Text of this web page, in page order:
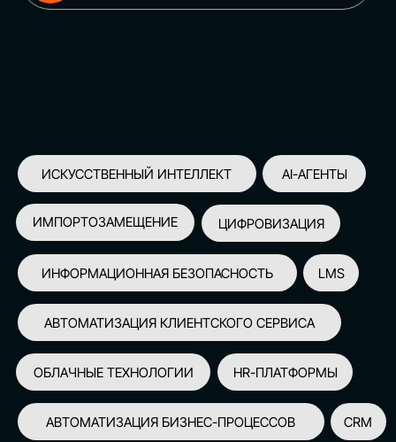
НЕЙРОСЕТИ ДЛЯ БИЗНЕСА
КЭДО АВТОМАТИЗАЦИЯ HR
АВТОМАТИЗАЦИЯ МАРКЕТИНГА И ПРОДАЖ
AI-АССИСТЕНТЫ
СПИКЕРОВ
150+
ПАРТНЕРОВ
100+